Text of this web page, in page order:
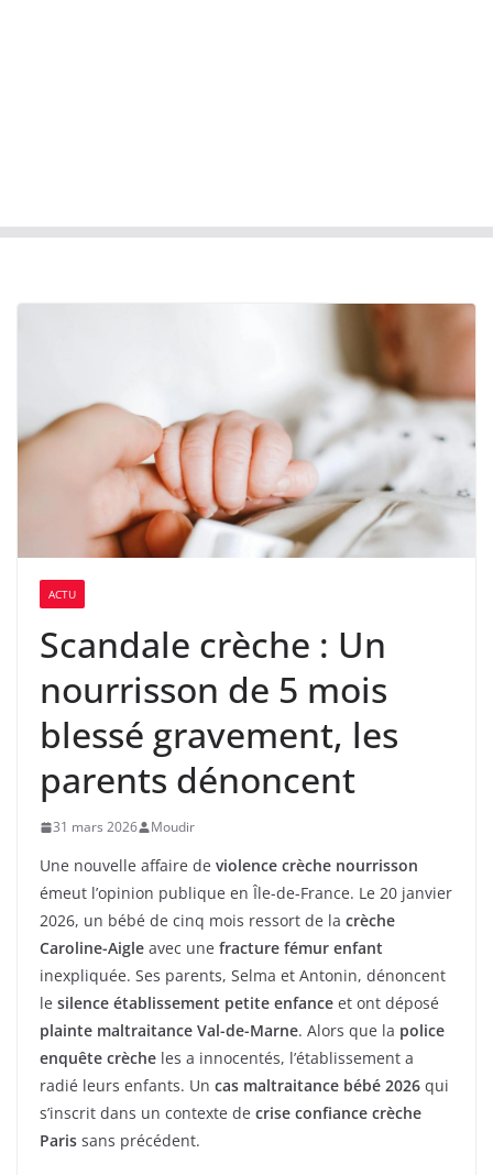
ACTU
Scandale crèche : Un
nourrisson de 5 mois
blessé gravement, les
parents dénoncent
31 mars 2026 Moudir
Une nouvelle affaire de violence crèche nourrisson
émeut l’opinion publique en Île-de-France. Le 20 janvier
2026, un bébé de cinq mois ressort de la crèche
Caroline-Aigle avec une fracture fémur enfant
inexpliquée. Ses parents, Selma et Antonin, dénoncent
le silence établissement petite enfance et ont déposé
plainte maltraitance Val-de-Marne. Alors que la police
enquête crèche les a innocentés, l’établissement a
radié leurs enfants. Un cas maltraitance bébé 2026 qui
s’inscrit dans un contexte de crise confiance crèche
Paris sans précédent.